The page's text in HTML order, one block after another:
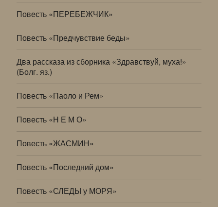
Повесть «ПЕРЕБЕЖЧИК»
Повесть «Предчувствие беды»
Два рассказа из сборника «Здравствуй, муха!»
(Болг. яз.)
Повесть «Паоло и Рем»
Повесть «Н Е М О»
Повесть «ЖАСМИН»
Повесть «Последний дом»
Повесть «СЛЕДЫ у МОРЯ»